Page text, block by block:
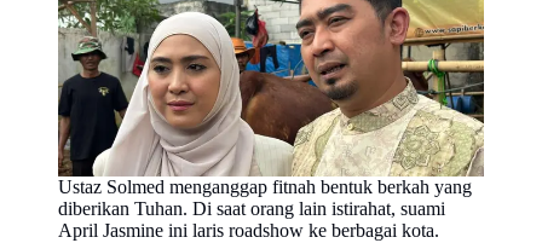
Ustaz Solmed menganggap fitnah bentuk berkah yang
diberikan Tuhan. Di saat orang lain istirahat, suami
April Jasmine ini laris roadshow ke berbagai kota.